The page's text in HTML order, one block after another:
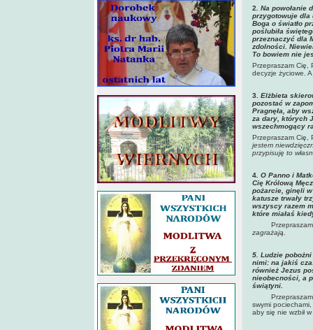
2 . Na powołanie
przygotowuje dla
Boga o światło
poślubiła
przeznaczyć dla
zdolności.
To bowiem nie
Przepraszam Cię,
decyzje życiowe.
3. Elżbieta
pozostać w
Pragnęła, aby
za dary, których
wszechmogący
Przepraszam
jestem
przypisuję to
4 . O Panno i
Cię Królową
pożarcie, ginęli
katusze trwały
wszyscy razem
które miałaś
zagrażają
5. Ludzie pobożni
nimi: na jakiś
również Jezus
nieobecności, a
świątyni.
Przepraszam
swymi
aby się nie wzbił